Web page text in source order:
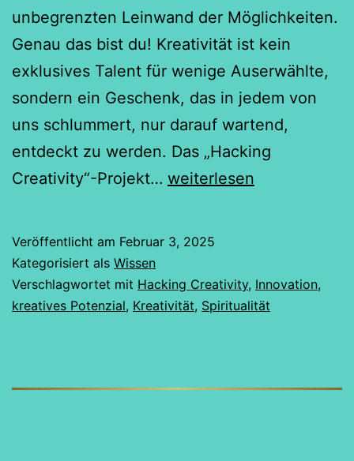
unbegrenzten Leinwand der Möglichkeiten.
Genau das bist du! Kreativität ist kein
exklusives Talent für wenige Auserwählte,
sondern ein Geschenk, das in jedem von
uns schlummert, nur darauf wartend,
entdeckt zu werden. Das „Hacking
Creativity“-Projekt… Entfessle
weiterlesen
Veröffentlicht am Februar 3, 2025
Kategorisiert als Wissen
Verschlagwortet mit Hacking Creativity, Innovation,
kreatives Potenzial, Kreativität, Spiritualität